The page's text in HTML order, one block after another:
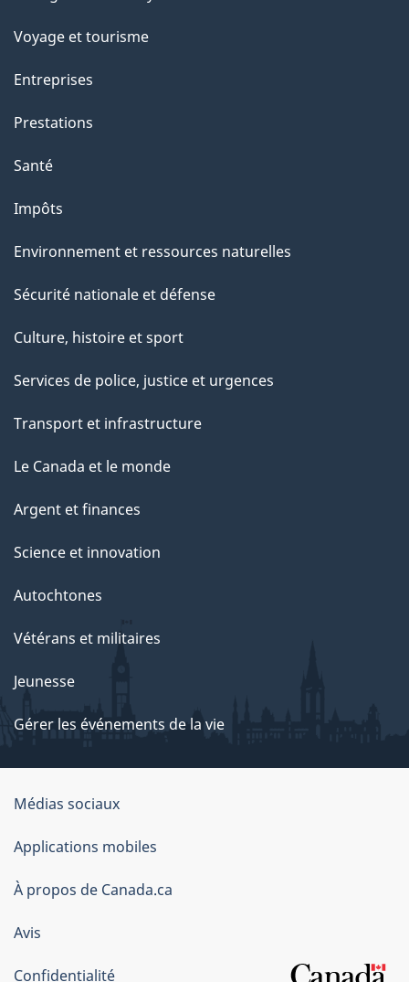
a
g
"
Voyage et tourisme
Entreprises
Prestations
Santé
Impôts
Environnement et ressources naturelles
Sécurité nationale et défense
Culture, histoire et sport
Services de police, justice et urgences
Transport et infrastructure
Le Canada et le monde
Argent et finances
Science et innovation
Autochtones
Vétérans et militaires
Jeunesse
Gérer les événements de la vie
Organisation
du
gouvernement
du
Canada
Médias sociaux
Applications mobiles
À propos de Canada.ca
Avis
Confidentialité